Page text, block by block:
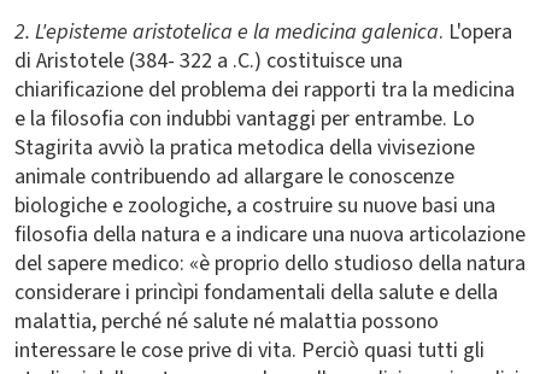
2. L'episteme aristotelica e la medicina galenica. L'opera
di Aristotele (384- 322 a .C.) costituisce una
chiarificazione del problema dei rapporti tra la medicina
e la filosofia con indubbi vantaggi per entrambe. Lo
Stagirita avviò la pratica metodica della vivisezione
animale contribuendo ad allargare le conoscenze
biologiche e zoologiche, a costruire su nuove basi una
filosofia della natura e a indicare una nuova articolazione
del sapere medico: «è proprio dello studioso della natura
considerare i princìpi fondamentali della salute e della
malattia, perché né salute né malattia possono
interessare le cose prive di vita. Perciò quasi tutti gli